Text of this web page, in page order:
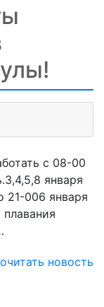
с 08-00
января
21-006 января
новость